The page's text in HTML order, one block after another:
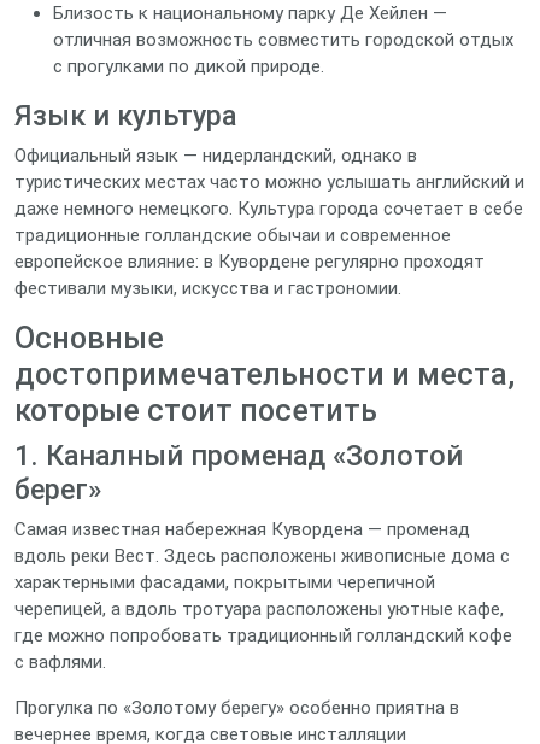
Близость к национальному парку Де Хейлен —
отличная возможность совместить городской отдых
с прогулками по дикой природе.
Язык и культура
Официальный язык — нидерландский, однако в
туристических местах часто можно услышать английский и
даже немного немецкого. Культура города сочетает в себе
традиционные голландские обычаи и современное
европейское влияние: в Кувордене регулярно проходят
фестивали музыки, искусства и гастрономии.
Основные
достопримечательности и места,
которые стоит посетить
1. Каналный променад «Золотой
берег»
Самая известная набережная Куворденa — променад
вдоль реки Вест. Здесь расположены живописные дома с
характерными фасадами, покрытыми черепичной
черепицей, а вдоль тротуара расположены уютные кафе,
где можно попробовать традиционный голландский кофе
с вафлями.
Прогулка по «Золотому берегу» особенно приятна в
вечернее время, когда световые инсталляции